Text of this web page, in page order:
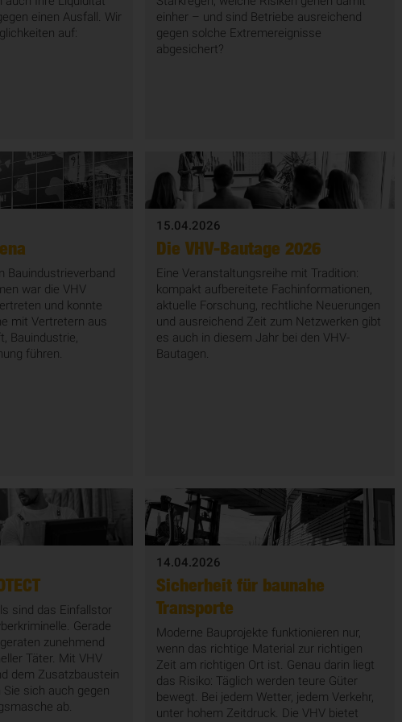
einen Ausfall. Wir
auf:
einher – und sind Betriebe ausreichend
gegen solche Extremereignisse
abgesichert?
Bauindustrieverband
war die VHV
und konnte
mit Vertretern aus
Bauindustrie,
führen.
15.04.2026
Die VHV-Bautage 2026
Eine Veranstaltungsreihe mit Tradition:
kompakt aufbereitete Fachinformationen,
aktuelle Forschung, rechtliche Neuerungen
und ausreichend Zeit zum Netzwerken gibt
es auch in diesem Jahr bei den VHV-
Bautagen.
sind das Einfallstor
Gerade
zunehmend
Täter. Mit VHV
dem Zusatzbaustein
sich auch gegen
ab.
14.04.2026
Sicherheit für baunahe
Transporte
Moderne Bauprojekte funktionieren nur,
wenn das richtige Material zur richtigen
Zeit am richtigen Ort ist. Genau darin liegt
das Risiko: Täglich werden teure Güter
bewegt. Bei jedem Wetter, jedem Verkehr,
unter hohem Zeitdruck. Die VHV bietet